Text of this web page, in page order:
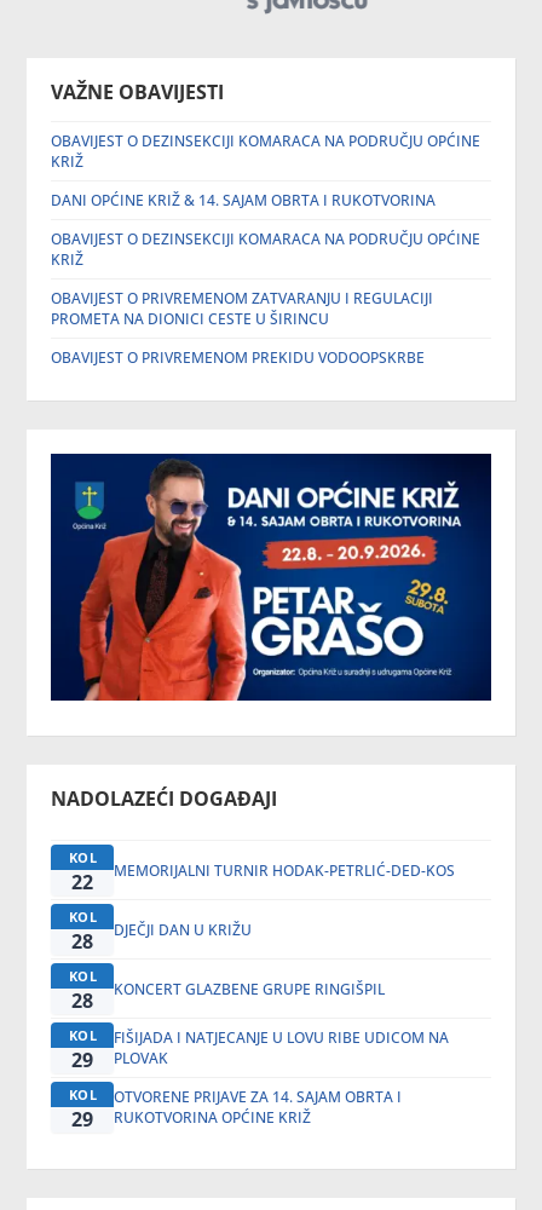
VAŽNE OBAVIJESTI
OBAVIJEST O DEZINSEKCIJI KOMARACA NA PODRUČJU OPĆINE
KRIŽ
DANI OPĆINE KRIŽ & 14. SAJAM OBRTA I RUKOTVORINA
OBAVIJEST O DEZINSEKCIJI KOMARACA NA PODRUČJU OPĆINE
KRIŽ
OBAVIJEST O PRIVREMENOM ZATVARANJU I REGULACIJI
PROMETA NA DIONICI CESTE U ŠIRINCU
OBAVIJEST O PRIVREMENOM PREKIDU VODOOPSKRBE
NADOLAZEĆI DOGAĐAJI
KOL
22 MEMORIJALNI TURNIR HODAK-PETRLIĆ-DED-KOS
KOL
28 DJEČJI DAN U KRIŽU
KOL
28 KONCERT GLAZBENE GRUPE RINGIŠPIL
KOL
29
FIŠIJADA I NATJECANJE U LOVU RIBE UDICOM NA
PLOVAK
KOL
29
OTVORENE PRIJAVE ZA 14. SAJAM OBRTA I
RUKOTVORINA OPĆINE KRIŽ